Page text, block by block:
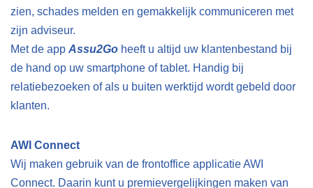
zien, schades melden en gemakkelijk communiceren met
zijn adviseur.
Met de app Assu2Go heeft u altijd uw klantenbestand bij
de hand op uw smartphone of tablet. Handig bij
relatiebezoeken of als u buiten werktijd wordt gebeld door
klanten.
AWI Connect
Wij maken gebruik van de frontoffice applicatie AWI
Connect. Daarin kunt u premievergelijkingen maken van